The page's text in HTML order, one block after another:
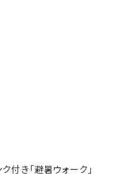
付き｢避暑ウォーク｣